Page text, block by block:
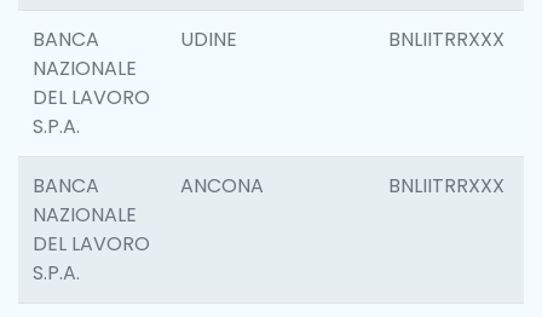
BANCA
NAZIONALE
DEL LAVORO
S.P.A.
UDINE BNLIITRRXXX
BANCA
NAZIONALE
DEL LAVORO
S.P.A.
ANCONA BNLIITRRXXX